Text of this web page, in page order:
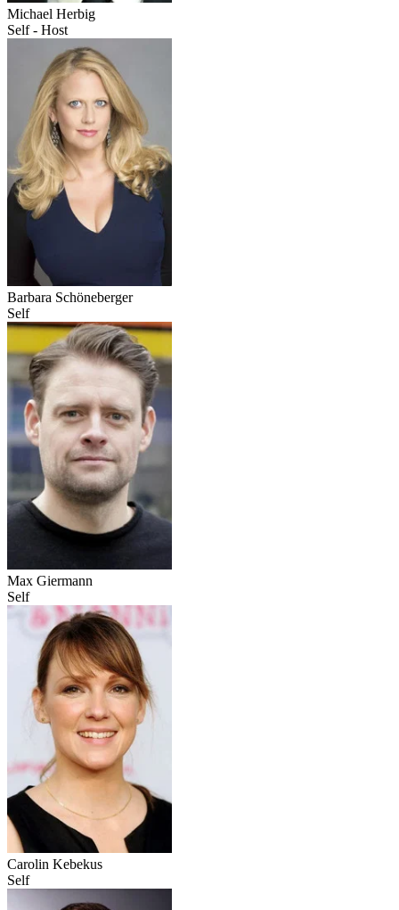
Michael Herbig
Self - Host
Barbara Schöneberger
Self
Max Giermann
Self
Carolin Kebekus
Self